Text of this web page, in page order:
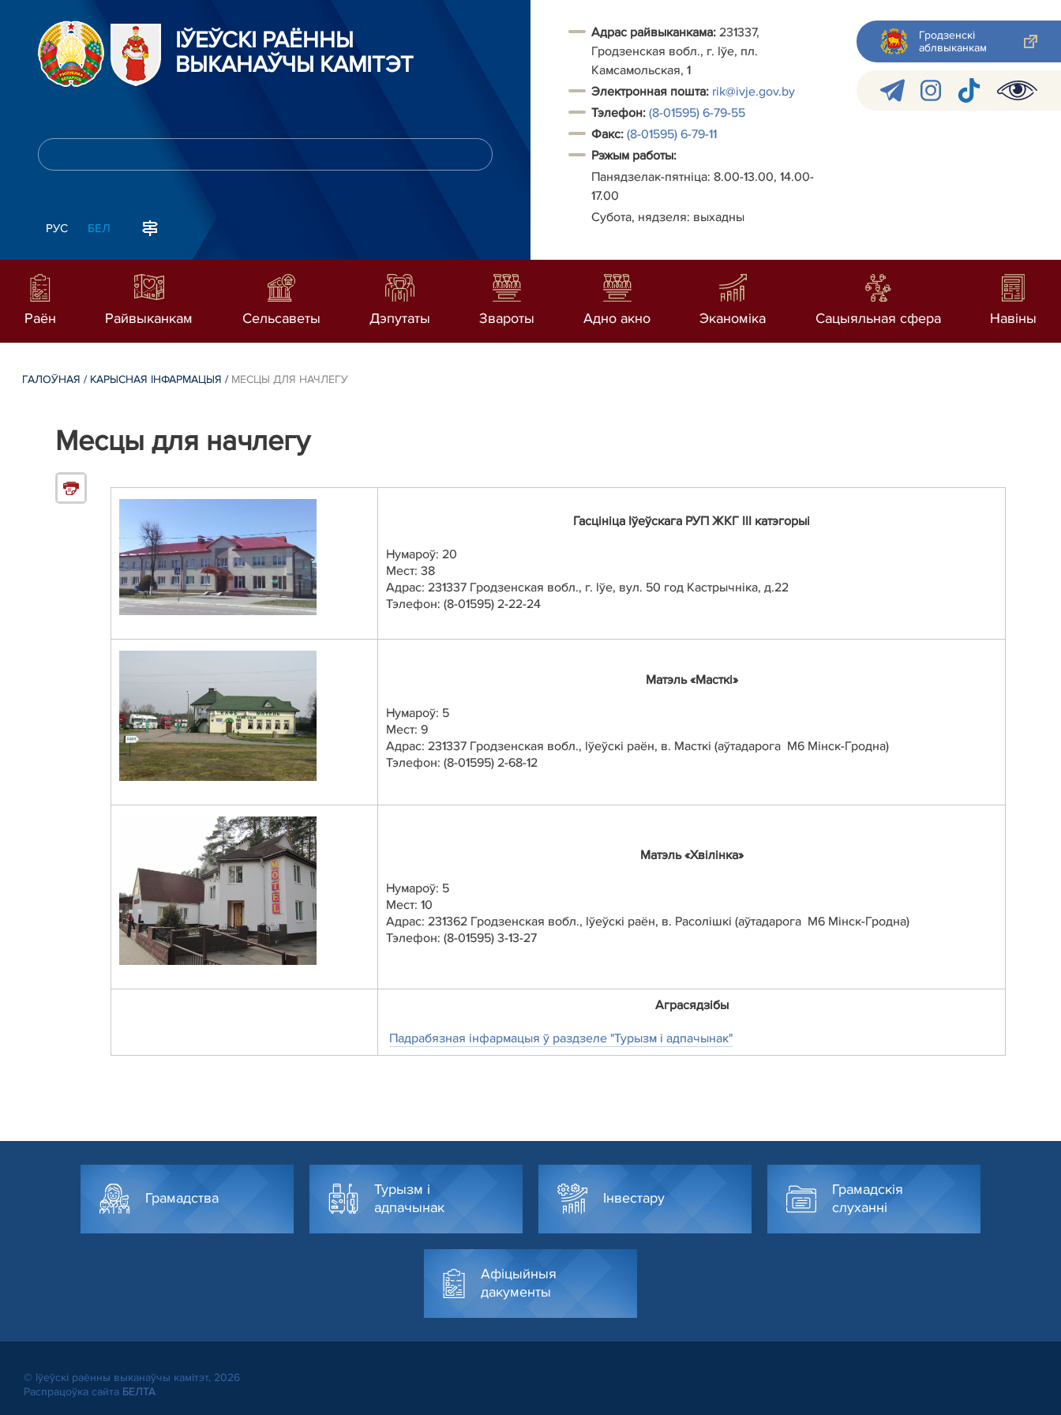
ІЎЕЎСКІ РАЁННЫ
ВЫКАНАЎЧЫ КАМІТЭТ
РУС БЕЛ
Адрас райвыканкама: 231337,
Гродзенская вобл., г. Іўе, пл.
Камсамольская, 1
Электронная пошта: rik@ivje.gov.by
Тэлефон: (8-01595) 6-79-55
Факс: (8-01595) 6-79-11
Рэжым работы:
Панядзелак-пятніца: 8.00-13.00, 14.00-
17.00
Субота, нядзеля: выхадны
Гродзенскі
аблвыканкам
Раён Райвыканкам Сельсаветы Дэпутаты Звароты Адно акно Эканоміка Сацыяльная сфера Навiны
ГАЛОЎНАЯ / КАРЫСНАЯ ІНФАРМАЦЫЯ / МЕСЦЫ ДЛЯ НАЧЛЕГУ
Месцы для начлегу
Гасцініца Іўеўскага РУП ЖКГ III катэгорыi
Нумароў: 20
Мест: 38
Адрас: 231337 Гродзенская вобл., г. Іўе, вул. 50 год Кастрычніка, д.22
Тэлефон: (8-01595) 2-22-24
Матэль «Масткi»
Нумароў: 5
Мест: 9
Адрас: 231337 Гродзенская вобл., Іўеўскi раён, в. Масткi (аўтадарога М6 Мiнск-Гроднa)
Тэлефон: (8-01595) 2-68-12
Матэль «Хвілінка»
Нумароў: 5
Мест: 10
Адрас: 231362 Гродзенская вобл., Іўеўскi раён, в. Расолiшкi (аўтадарога М6 Мiнск-Гроднa)
Тэлефон: (8-01595) 3-13-27
Аграсядзiбы
Падрабязная інфармацыя ў раздзеле "Турызм і адпачынак"
Грамадства
Турызм і
адпачынак
Інвестару
Грамадскія
слуханні
Афіцыйныя
дакументы
© Іўеўскі раённы выканаўчы камітэт, 2026
Распрацоўка сайта БЕЛТА